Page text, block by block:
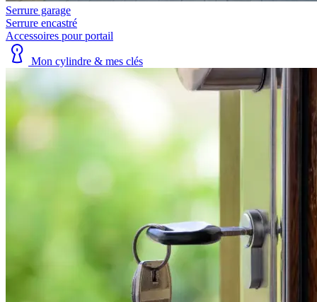
Serrure garage
Serrure encastré
Accessoires pour portail
Mon cylindre & mes clés